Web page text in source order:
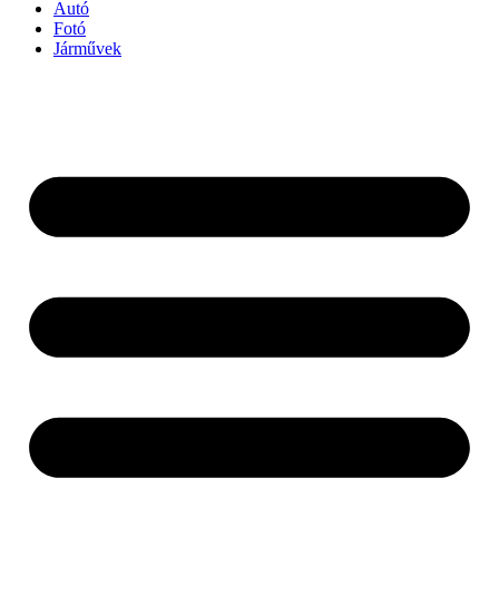
Autó
Fotó
Járművek